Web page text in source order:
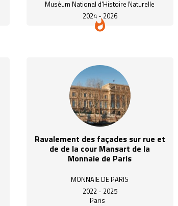
Muséum National d'Histoire Naturelle
2024 - 2026
Ravalement des façades sur rue et
de de la cour Mansart de la
Monnaie de Paris
MONNAIE DE PARIS
2022 - 2025
Paris